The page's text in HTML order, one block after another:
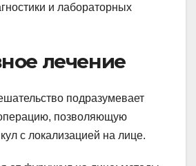
и лабораторных
лечение
подразумевает
позволяющую
с локализацией на лице.